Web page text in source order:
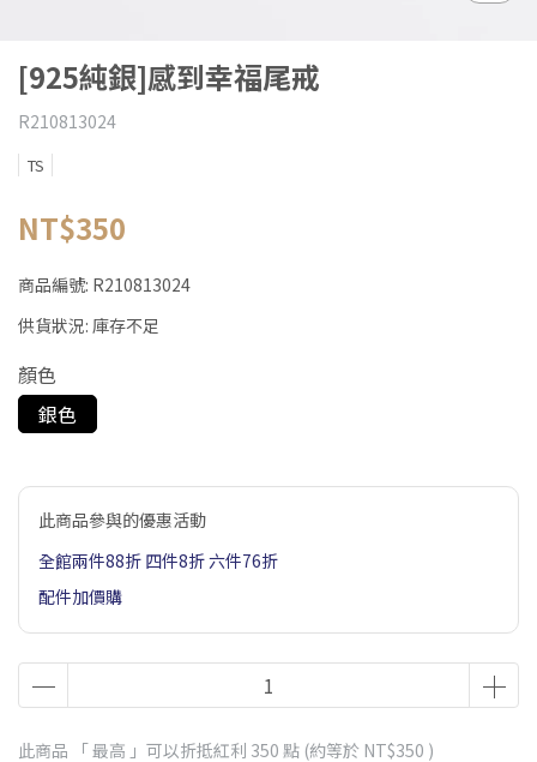
[925純銀]感到幸福尾戒
R210813024
TS
NT$350
商品編號: R210813024
供貨狀況: 庫存不足
顏色
銀色
此商品參與的優惠活動
全館兩件88折 四件8折 六件76折
配件加價購
此商品 「 最高 」可以折抵紅利 350 點 (約等於 NT$350 )